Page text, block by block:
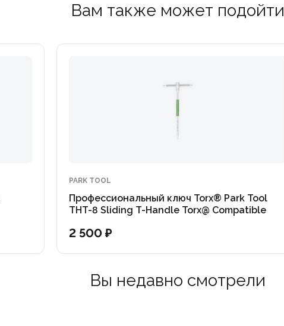
Вам также может подойти
PARK TOOL
Профессиональный ключ Torx® Park Tool
THT-8 Sliding T-Handle Torx@ Compatible
2 500 ₽
Вы недавно смотрели